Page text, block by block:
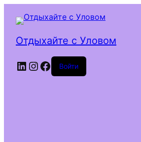
Отдыхайте с Уловом
LinkedIn
Instagram
Facebook
Войти